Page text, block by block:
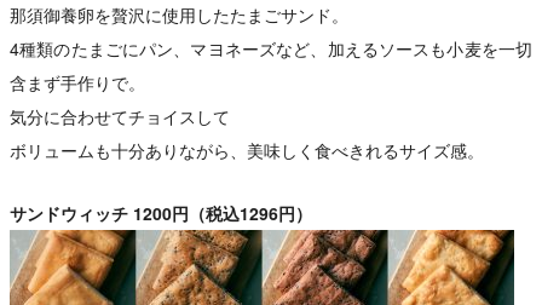
那須御養卵を贅沢に使用したたまごサンド。
4種類のたまごにパン、マヨネーズなど、加えるソースも小麦を一切
含まず手作りで。
気分に合わせてチョイスして
ボリュームも十分ありながら、美味しく食べきれるサイズ感。
サンドウィッチ 1200円（税込1296円）